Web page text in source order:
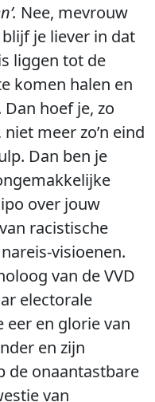
Nee, mevrouw
je liever in dat
liggen tot de
komen halen en
hoef je, zo
meer zo’n eind
Dan ben je
over jouw
racistische
visioenen.
van de VVD
electorale
en glorie van
en zijn
de onaantastbare
van